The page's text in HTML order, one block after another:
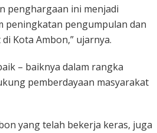
penghargaan ini menjadi
peningkatan pengumpulan dan
Kota Ambon,” ujarnya.
– baiknya dalam rangka
pemberdayaan masyarakat
yang telah bekerja keras, juga